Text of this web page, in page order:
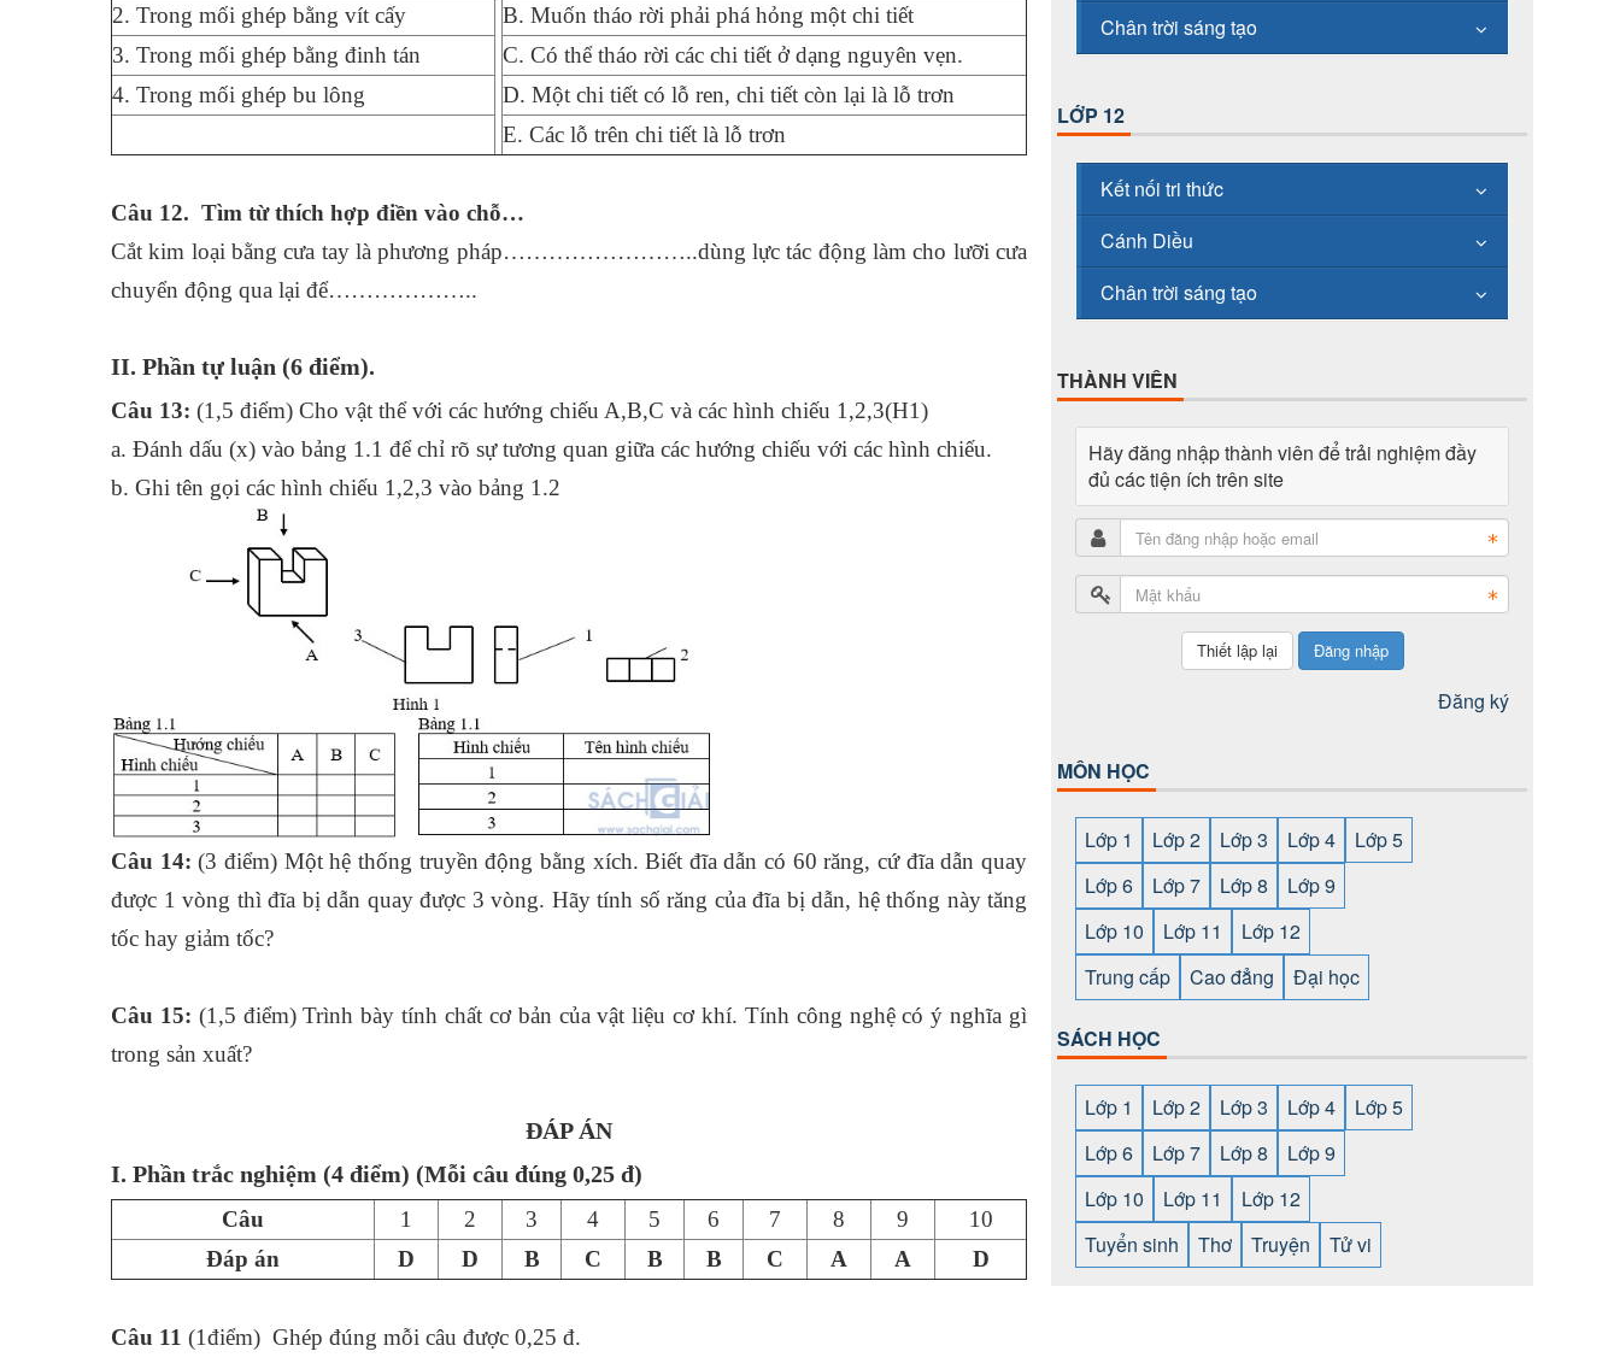
2. Trong mối ghép bằng vít cấy
B. Muốn tháo rời phải phá hỏng một chi tiết
3. Trong mối ghép bằng đinh tán
C. Có thể tháo rời các chi tiết ở dạng nguyên vẹn.
4. Trong mối ghép bu lông
D. Một chi tiết có lỗ ren, chi tiết còn lại là lỗ trơn
E. Các lỗ trên chi tiết là lỗ trơn
Câu 12. Tìm từ thích hợp điền vào chỗ…
Cắt kim loại bằng cưa tay là phương pháp……………………..dùng lực tác động làm cho lưỡi cưa
chuyển động qua lại để………………..
II. Phần tự luận (6 điểm).
Câu 13: (1,5 điểm) Cho vật thể với các hướng chiếu A,B,C và các hình chiếu 1,2,3(H1)
a. Đánh dấu (x) vào bảng 1.1 để chỉ rõ sự tương quan giữa các hướng chiếu với các hình chiếu.
b. Ghi tên gọi các hình chiếu 1,2,3 vào bảng 1.2
Câu 14: (3 điểm) Một hệ thống truyền động bằng xích. Biết đĩa dẫn có 60 răng, cứ đĩa dẫn quay
được 1 vòng thì đĩa bị dẫn quay được 3 vòng. Hãy tính số răng của đĩa bị dẫn, hệ thống này tăng
tốc hay giảm tốc?
Câu 15: (1,5 điểm) Trình bày tính chất cơ bản của vật liệu cơ khí. Tính công nghệ có ý nghĩa gì
trong sản xuất?
ĐÁP ÁN
I. Phần trắc nghiệm (4 điểm) (Mỗi câu đúng 0,25 đ)
Câu 1 2 3 4 5 6 7 8 9
10
Đáp án
D D B C B B C A A D
Câu 11 (1điểm) Ghép đúng mỗi câu được 0,25 đ.
Chân trời sáng tạo
LỚP 12
Kết nối tri thức
Cánh Diều
Chân trời sáng tạo
THÀNH VIÊN
Hãy đăng nhập thành viên để trải nghiệm đầy
đủ các tiện ích trên site
Đăng nhập
Đăng ký
MÔN HỌC
Lớp 1 Lớp 2 Lớp 3 Lớp 4
Lớp 5
Lớp 6
Lớp 7 Lớp 8
Lớp 9
Lớp 10
Lớp 11
Lớp 12
Trung cấp
Cao đẳng Đại học
SÁCH HỌC
Lớp 1 Lớp 2 Lớp 3 Lớp 4
Lớp 5
Lớp 6
Lớp 7 Lớp 8
Lớp 9
Lớp 10
Lớp 11
Lớp 12
Tuyển sinh
Thơ Truyện Tử vi